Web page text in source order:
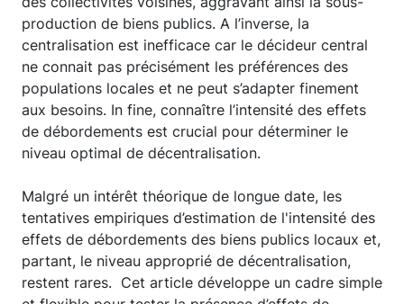
production de biens publics. A l’inverse, la
centralisation est inefficace car le décideur central
ne connait pas précisément les préférences des
populations locales et ne peut s’adapter finement
aux besoins. In fine, connaître l’intensité des effets
de débordements est crucial pour déterminer le
niveau optimal de décentralisation.
Malgré un intérêt théorique de longue date, les
tentatives empiriques d’estimation de l'intensité des
effets de débordements des biens publics locaux et,
partant, le niveau approprié de décentralisation,
restent rares. Cet article développe un cadre simple